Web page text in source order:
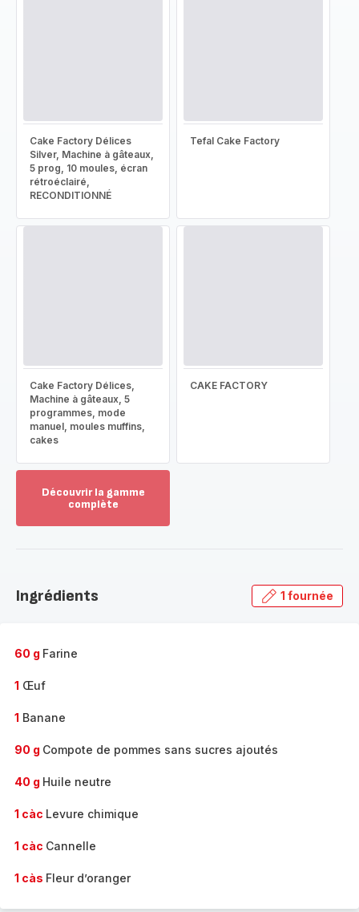
Cake Factory Délices
Silver, Machine à gâteaux,
5 prog, 10 moules, écran
rétroéclairé,
RECONDITIONNÉ
Tefal Cake Factory
Cake Factory Délices,
Machine à gâteaux, 5
programmes, mode
manuel, moules muffins,
cakes
CAKE FACTORY
Découvrir la gamme
complète
gamme
Ingrédients 1 fournée
60 g Farine
1 Œuf
1 Banane
90 g Compote de pommes sans sucres ajoutés
40 g Huile neutre
1 càc Levure chimique
1 càc Cannelle
1 càs Fleur d’oranger